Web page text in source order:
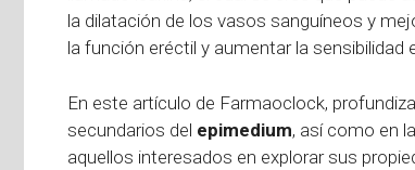
la dilatación de los vasos sanguíneos y
la función eréctil y aumentar la sensibilidad
En este artículo de Farmaoclock,
secundarios del epimedium, así como en
aquellos interesados en explorar sus